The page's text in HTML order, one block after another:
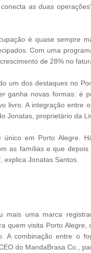
as duas
é quase sempre
Com uma
de 28% no
um dos destaques no
ganha novas formas: é
livro. A integração entre
Jonatas, proprietário da
em Porto Alegre.
as famílias e que
explica Jonatas Santos.
mais uma marca
quem visita Porto
A combinação entre o
do MandaBrasa Co.,